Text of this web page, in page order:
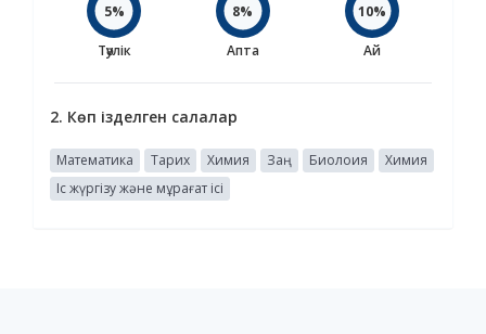
5%
Тәулік
8%
Апта
10%
Ай
2. Көп ізделген салалар
Математика Тарих Химия Заң Биолоия
Химия
Іс жүргізу және мұрағат ісі